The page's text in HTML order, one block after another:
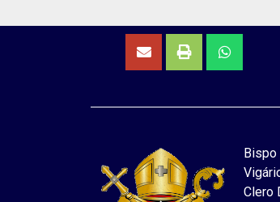
Bispo
Clero